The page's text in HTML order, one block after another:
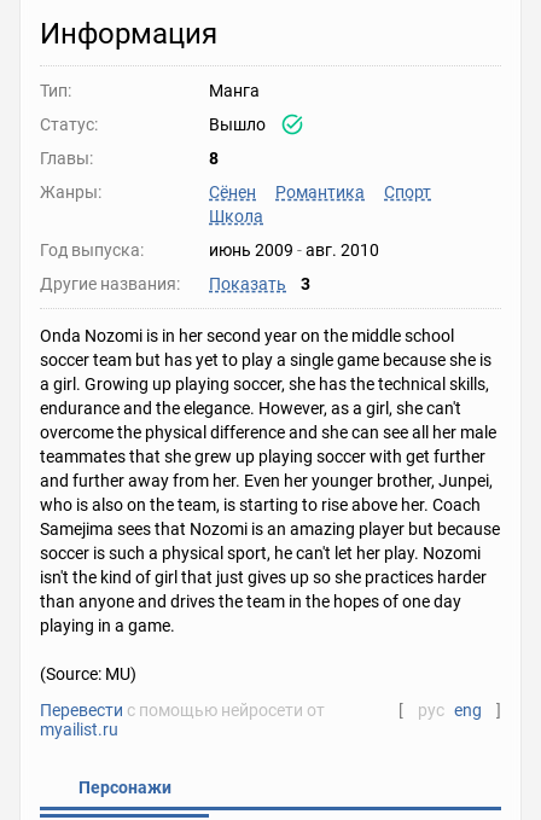
Информация
Тип:
Манга
Статус:
Вышло
Главы:
8
Жанры:
Сёнен Романтика
Спорт
Школа
Год выпуска:
июнь 2009 -авг. 2010
Другие названия:
Показать 3
Onda Nozomi is in her second year on the middle school
soccer team but has yet to play a single game because she is
a girl. Growing up playing soccer, she has the technical skills,
endurance and the elegance. However, as a girl, she can't
overcome the physical difference and she can see all her male
teammates that she grew up playing soccer with get further
and further away from her. Even her younger brother, Junpei,
who is also on the team, is starting to rise above her. Coach
Samejima sees that Nozomi is an amazing player but because
soccer is such a physical sport, he can't let her play. Nozomi
isn't the kind of girl that just gives up so she practices harder
than anyone and drives the team in the hopes of one day
playing in a game.
(Source: MU)
Перевести с помощью нейросети от
myailist.ru
[ рус eng ]
Персонажи